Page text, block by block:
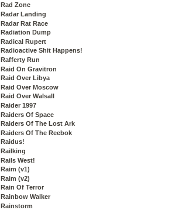
Rad Zone
Radar Landing
Radar Rat Race
Radiation Dump
Radical Rupert
Radioactive Shit Happens!
Rafferty Run
Raid On Gravitron
Raid Over Libya
Raid Over Moscow
Raid Over Walsall
Raider 1997
Raiders Of Space
Raiders Of The Lost Ark
Raiders Of The Reebok
Raidus!
Railking
Rails West!
Raim (v1)
Raim (v2)
Rain Of Terror
Rainbow Walker
Rainstorm